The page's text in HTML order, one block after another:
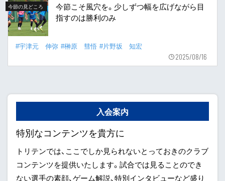
今節の見どころ
今節こそ風穴を。少しずつ幅を広げながら目
指すのは勝利のみ
#宇津元 伸弥 #榊原 彗悟 #片野坂 知宏
2025/08/16
入会案内
特別なコンテンツを貴方に
トリテンでは、ここでしか見られないとっておきのクラブ
コンテンツを提供いたします。試合では見ることのでき
ない選手の素顔、ゲーム解説、特別インタビューなど盛り